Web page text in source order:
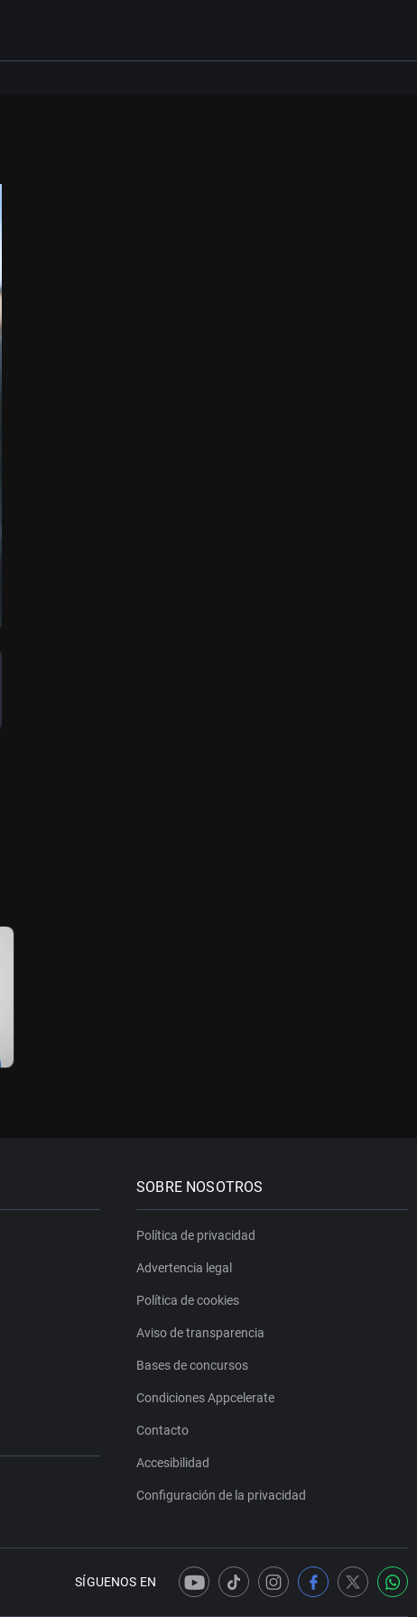
SOBRE NOSOTROS
Política de privacidad
Advertencia legal
Política de cookies
Aviso de transparencia
Bases de concursos
Condiciones Appcelerate
Contacto
Accesibilidad
Configuración de la privacidad
SÍGUENOS EN